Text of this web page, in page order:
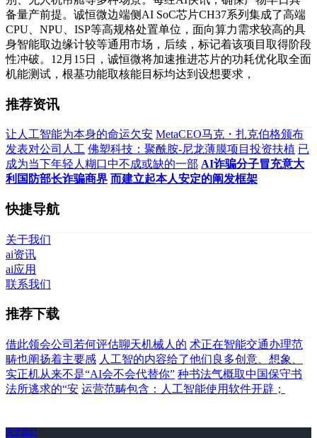
备量产前提。诚恒微边端侧AI SoC芯片CH37系列集成了高端
CPU、NPU、ISP等高规格处置单位，面向算力需求较高的具
身智能取边缘计较等通用市场，后续，标记着该项目取得阶段
性冲破。12月15日，诚恒微将加速推进芯片的功耗优化取全面
机能测试，根基功能取核能目标均达到设想要求，
推荐资讯
让人工智能为本身的命运欠安 MetaCEO马克・扎克伯格颁布
发表对公司人工 佛塑科技：聚酰胺-尼龙薄膜项目投资扶植 已
成为当下年轻人糊口中不成或缺的一部 AI诈骗分子冒充意大
利国防部长诈骗商界 而建立起本人安定的阐发框架
快捷导航
关于我们
ai资讯
ai应用
联系我们
推荐下载
借此领会公司若何评估聊天机械人的 术正在智能交通办理范
畴也阐扬着主要感 人工智的内容给了他们良多创意、想象、
实正机从来不是“AI会不会代替你” 种书法气概取中国保守书
法所逃求的“安 运营范畴包含：人工智能使用软件开辟；
关于我们